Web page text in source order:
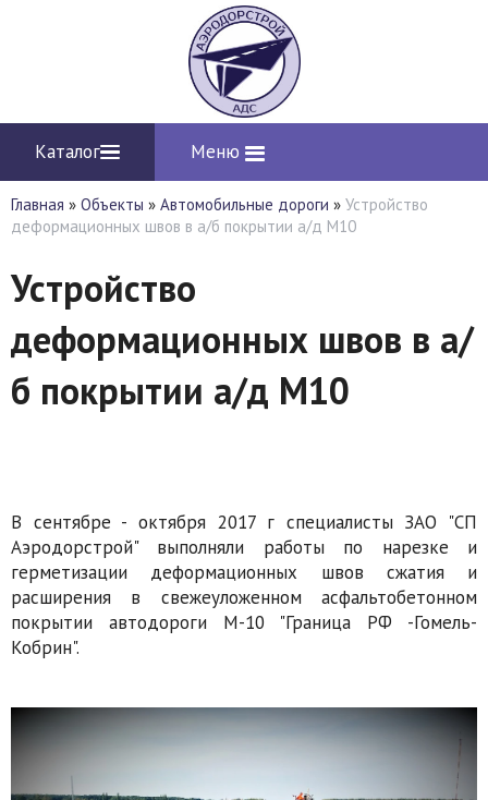
Каталог Меню
Главная » Объекты » Автомобильные дороги » Устройство
деформационных швов в а/б покрытии а/д М10
Устройство
деформационных швов в а/
б покрытии а/д М10
В сентябре - октября 2017 г специалисты ЗАО "СП
Аэродорстрой" выполняли работы по нарезке и
герметизации деформационных швов сжатия и
расширения в свежеуложенном асфальтобетонном
покрытии автодороги М-10 "Граница РФ -Гомель-
Кобрин".